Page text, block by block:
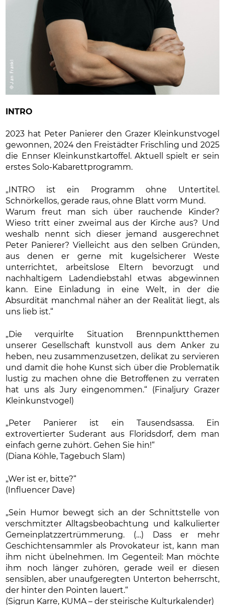
INTRO
2023 hat Peter Panierer den Grazer Kleinkunstvogel
gewonnen, 2024 den Freistädter Frischling und 2025
die Ennser Kleinkunstkartoffel. Aktuell spielt er sein
erstes Solo-Kabarettprogramm.
„INTRO ist ein Programm ohne Untertitel.
Schnörkellos, gerade raus, ohne Blatt vorm Mund.
Warum freut man sich über rauchende Kinder?
Wieso tritt einer zweimal aus der Kirche aus? Und
weshalb nennt sich dieser jemand ausgerechnet
Peter Panierer? Vielleicht aus den selben Gründen,
aus denen er gerne mit kugelsicherer Weste
unterrichtet, arbeitslose Eltern bevorzugt und
nachhaltigem Ladendiebstahl etwas abgewinnen
kann. Eine Einladung in eine Welt, in der die
Absurdität manchmal näher an der Realität liegt, als
uns lieb ist.“
„Die verquirlte Situation Brennpunktthemen
unserer Gesellschaft kunstvoll aus dem Anker zu
heben, neu zusammenzusetzen, delikat zu servieren
und damit die hohe Kunst sich über die Problematik
lustig zu machen ohne die Betroffenen zu verraten
hat uns als Jury eingenommen.“ (Finaljury Grazer
Kleinkunstvogel)
„Peter Panierer ist ein Tausendsassa. Ein
extrovertierter Suderant aus Floridsdorf, dem man
einfach gerne zuhört. Gehen Sie hin!“
(Diana Köhle, Tagebuch Slam)
„Wer ist er, bitte?“
(Influencer Dave)
„Sein Humor bewegt sich an der Schnittstelle von
verschmitzter Alltagsbeobachtung und kalkulierter
Gemeinplatzzertrümmerung. (…) Dass er mehr
Geschichtensammler als Provokateur ist, kann man
ihm nicht übelnehmen. Im Gegenteil: Man möchte
ihm noch länger zuhören, gerade weil er diesen
sensiblen, aber unaufgeregten Unterton beherrscht,
der hinter den Pointen lauert.“
(Sigrun Karre, KUMA – der steirische Kulturkalender)